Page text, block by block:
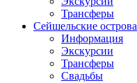
Трансферы
Сейшельские острова
Информация
Экскурсии
Трансферы
Свадьбы